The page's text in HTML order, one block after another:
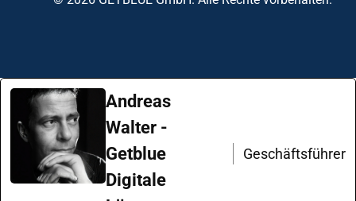
Andreas
Walter -
Getblue
Digitale
Geschäftsführer